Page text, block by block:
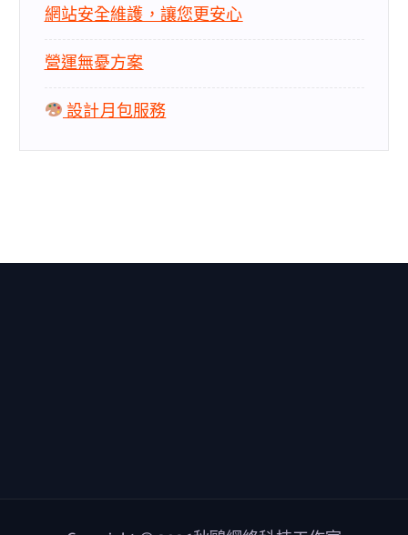
網站安全維護，讓您更安心
營運無憂方案
設計月包服務